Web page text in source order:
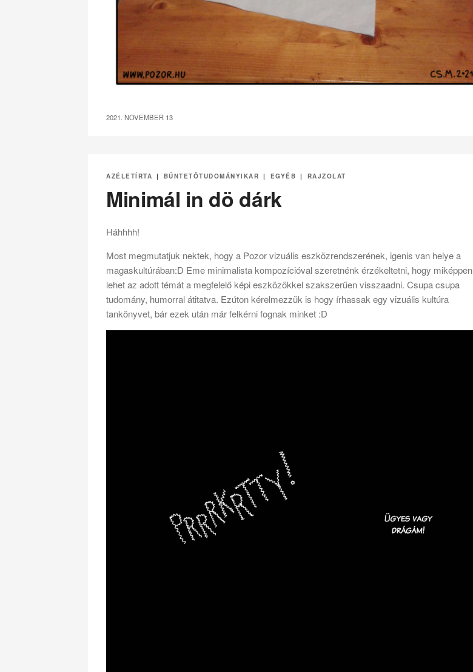
2021. NOVEMBER 13
AZÉLETÍRTA | BÜNTETŐTUDOMÁNYIKAR | EGYÉB | RAJZOLAT
Minimál in dö dárk
Háhhhh!
Most megmutatjuk nektek, hogy a Pozor vizuális eszközrendszerének, igenis van helye a
magaskultúrában:D Eme minimalista kompozícióval szeretnénk érzékeltetni, hogy miképpen
lehet az adott témát a megfelelő képi eszközökkel szakszerűen visszaadni. Csupa csupa
tudomány, humorral átitatva. Ezúton kérelmezzük is hogy írhassak egy vizuális kultúra
tankönyvet, bár ezek után már felkérni fognak minket :D